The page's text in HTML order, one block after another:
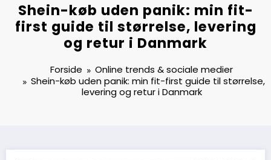
Shein-køb uden panik: min fit-
first guide til størrelse, levering
og retur i Danmark
Forside
Online trends & sociale medier
Shein-køb uden panik: min fit-first guide til størrelse,
levering og retur i Danmark